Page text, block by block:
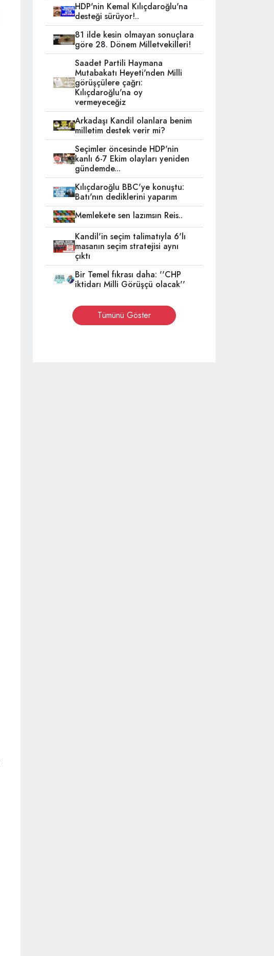
HDP'nin Kemal Kılıçdaroğlu'na
desteği sürüyor!..
81 ilde kesin olmayan sonuçlara
göre 28. Dönem Milletvekilleri!
Saadet Partili Haymana
Mutabakatı Heyeti'nden Milli
görüşçülere çağrı:
Kılıçdaroğlu'na oy
vermeyeceğiz
Arkadaşı Kandil olanlara benim
milletim destek verir mi?
Seçimler öncesinde HDP'nin
kanlı 6-7 Ekim olayları yeniden
gündemde...
Kılıçdaroğlu BBC'ye konuştu:
Batı'nın dediklerini yaparım
Memlekete sen lazımsın Reis..
Kandil'in seçim talimatıyla 6'lı
masanın seçim stratejisi aynı
çıktı
Bir Temel fıkrası daha: ''CHP
iktidarı Milli Görüşçü olacak''
Tümünü Göster